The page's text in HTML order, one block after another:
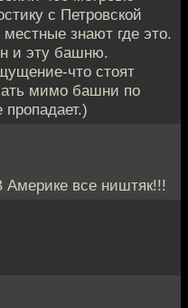
с Петровской
знают где это.
и эту башню.
что стоят
мимо башни по
все ништяк!!!